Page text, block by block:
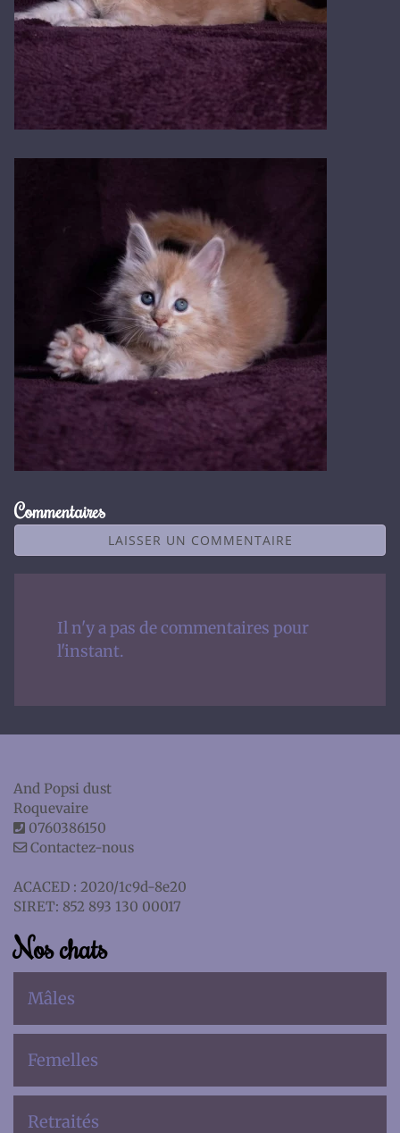
Commentaires
LAISSER UN COMMENTAIRE
Il n'y a pas de commentaires pour
l'instant.
And Popsi dust
Roquevaire
0760386150
Contactez-nous
ACACED : 2020/1c9d-8e20
SIRET: 852 893 130 00017
Nos chats
Mâles
Femelles
Retraités